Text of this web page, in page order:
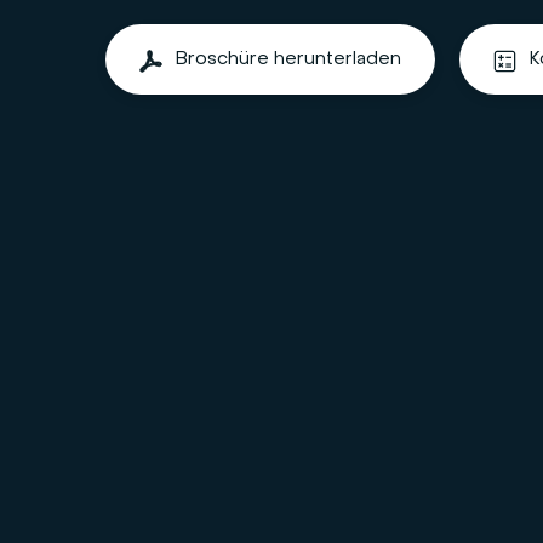
Broschüre herunterladen